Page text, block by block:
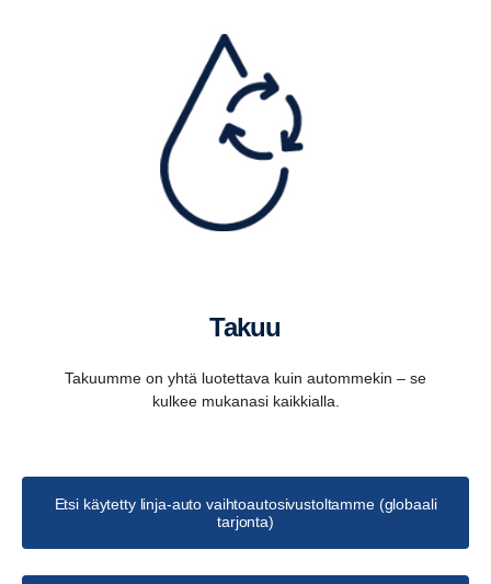
Takuu
Takuumme on yhtä luotettava kuin autommekin – se
kulkee mukanasi kaikkialla.
Etsi käytetty linja-auto vaihtoautosivustoltamme (globaali
tarjonta)